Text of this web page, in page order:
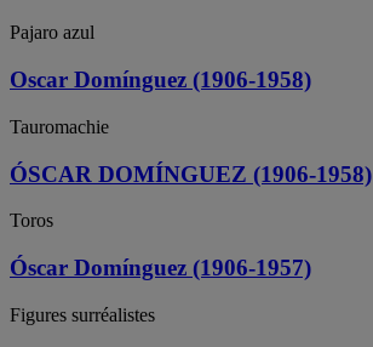
Pajaro azul
Oscar Domínguez (1906-1958)
Tauromachie
ÓSCAR DOMÍNGUEZ (1906-1958)
Toros
Óscar Domínguez (1906-1957)
Figures surréalistes